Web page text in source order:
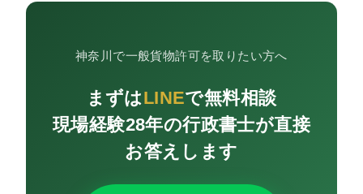
神奈川で一般貨物許可を取りたい方へ
まずはLINEで無料相談
現場経験28年の行政書士が直接
お答えします